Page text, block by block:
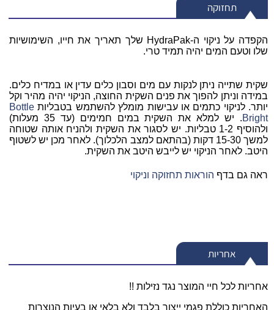
תחזוקה
הקפדה על ניקוי ה-HydraPak שלך תאריך את חייו, השימושיות
שלו וטעם המים יהיה תמיד טרי.
שקית שתייה ניתן לנקות עם מים וסבון כלים עדין או במדיח כלים.
במידה וניתן להפוך את פנים השקית החוצה, הניקוי יהיה מהיר וקל
יותר. לניקוי כתמים או עבישות מומלץ להשתמש בטבליות Bottle
Bright
. יש למלא את השקית במים חמימים (עד 35 מעלות)
ולהוסיף 1-2 טבליות. יש לסגור את השקית ולהניח אותה שטוחה
למשך 15-30 דקות (בהתאם למצב הלכלוך). לאחר מכן יש לשטוף
היטב. לאחר הניקוי יש לייבש היטב את השקית.
ראה גם בדף הוראות תחזוקה וניקוי
אחריות
אחריות לכל חיי המוצר נגד נזילות !!
האחריות כוללת פגמי ייצור בלבד ולא בלאי או בעיות הנוצרות